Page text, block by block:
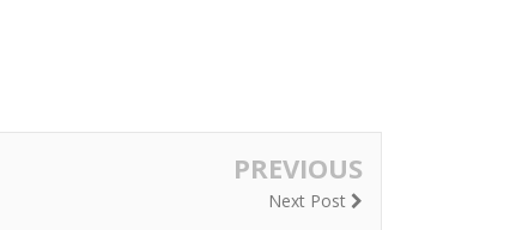
PREVIOUS
Next Post